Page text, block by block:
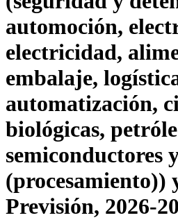
automoción,
electricidad,
embalaje,
automatización,
biológicas,
semiconductores
(procesamiento))
Previsión, 2026-